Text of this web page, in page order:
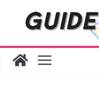
“BIO
ระดับผลิ
พาณิชย์อย่
“ตลาดด
สด ดอกไ